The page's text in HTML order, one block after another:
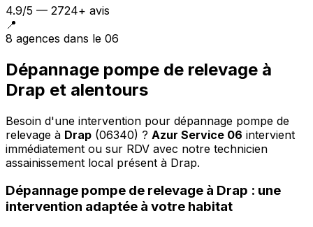
4.9/5 — 2724+ avis
📍
8 agences dans le 06
Dépannage pompe de relevage à
Drap et alentours
Besoin d'une intervention pour dépannage pompe de
relevage à Drap (06340) ? Azur Service 06 intervient
immédiatement ou sur RDV avec notre technicien
assainissement local présent à Drap.
Dépannage pompe de relevage à Drap : une
intervention adaptée à votre habitat